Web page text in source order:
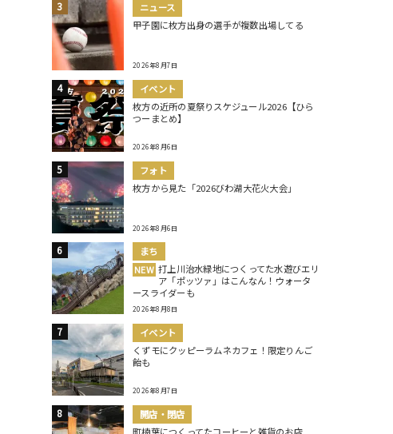
ニュース
甲子園に枚方出身の選手が複数出場してる
2026年8月7日
イベント
枚方の近所の夏祭りスケジュール2026【ひら
つーまとめ】
2026年8月6日
フォト
枚方から見た「2026びわ湖大花火大会」
2026年8月6日
まち
NEW 打上川治水緑地につくってた水遊びエリ
ア「ポッツァ」はこんなん！ウォータ
ースライダーも
2026年8月8日
イベント
くずモにクッピーラムネカフェ！限定りんご
飴も
2026年8月7日
開店・閉店
町楠葉につくってたコーヒーと雑貨のお店